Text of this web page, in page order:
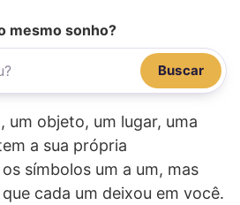
mesmo sonho?
Buscar
um objeto, um lugar, uma
a sua própria
símbolos um a um, mas
cada um deixou em você.